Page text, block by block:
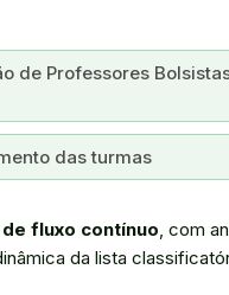
de Professores
das turmas
fluxo contínuo, com
da lista